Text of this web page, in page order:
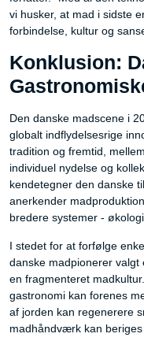
vi husker, at mad i sidste
forbindelse, kultur og
Konklusion:
Den danske madscene i
globalt indflydelsesrige
tradition og fremtid,
individuel nydelse og
kendetegner den danske
anerkender
bredere systemer -
I stedet for at forfølge
danske madpionerer
en fragmenteret
gastronomi kan forenes
af jorden kan regenerere
madhåndværk kan